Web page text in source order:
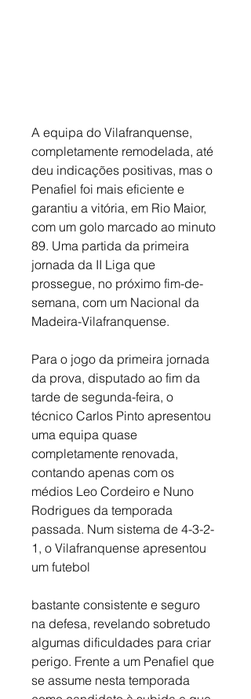
A equipa do Vilafranquense,
completamente remodelada, até
deu indicações positivas, mas o
Penafiel foi mais eficiente e
garantiu a vitória, em Rio Maior,
com um golo marcado ao minuto
89. Uma partida da primeira
jornada da II Liga que
prossegue, no próximo fim-de-
semana, com um Nacional da
Madeira-Vilafranquense.
Para o jogo da primeira jornada
da prova, disputado ao fim da
tarde de segunda-feira, o
técnico Carlos Pinto apresentou
uma equipa quase
completamente renovada,
contando apenas com os
médios Leo Cordeiro e Nuno
Rodrigues da temporada
passada. Num sistema de 4-3-2-
1, o Vilafranquense apresentou
um futebol
bastante consistente e seguro
na defesa, revelando sobretudo
algumas dificuldades para criar
perigo. Frente a um Penafiel que
se assume nesta temporada